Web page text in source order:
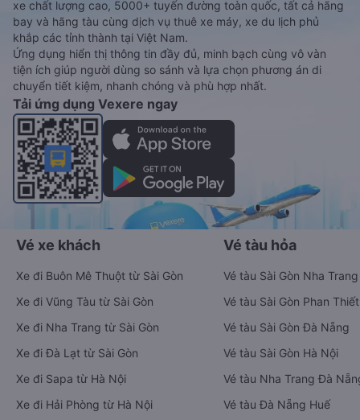
xe chất lượng cao, 5000+ tuyến đường toàn quốc, tất cả hãng
bay và hãng tàu cùng dịch vụ thuê xe máy, xe du lịch phủ
khắp các tỉnh thành tại Việt Nam.
Ứng dụng hiển thị thông tin đầy đủ, minh bạch cùng vô vàn
tiện ích giúp người dùng so sánh và lựa chọn phương án di
chuyển tiết kiệm, nhanh chóng và phù hợp nhất.
Tải ứng dụng Vexere ngay
Vé xe khách
Xe đi Buôn Mê Thuột từ Sài Gòn
Xe đi Vũng Tàu từ Sài Gòn
Xe đi Nha Trang từ Sài Gòn
Xe đi Đà Lạt từ Sài Gòn
Xe đi Sapa từ Hà Nội
Xe đi Hải Phòng từ Hà Nội
Vé tàu hỏa
Vé tàu Sài Gòn Nha Trang
Vé tàu Sài Gòn Phan Thiết
Vé tàu Sài Gòn Đà Nẵng
Vé tàu Sài Gòn Hà Nội
Vé tàu Nha Trang Đà
Vé tàu Đà Nẵng Huế